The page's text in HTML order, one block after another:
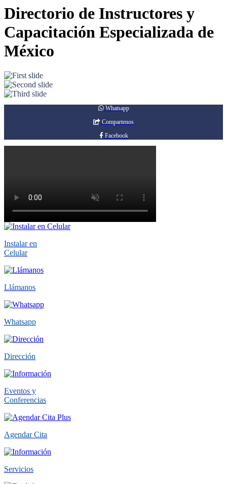
Directorio de Instructores y
Capacitación Especializada de
México
Whatsapp
Compartenos
Facebook
Instalar en
Celular
Llámanos
Whatsapp
Dirección
Eventos y
Conferencias
Agendar Cita
Servicios